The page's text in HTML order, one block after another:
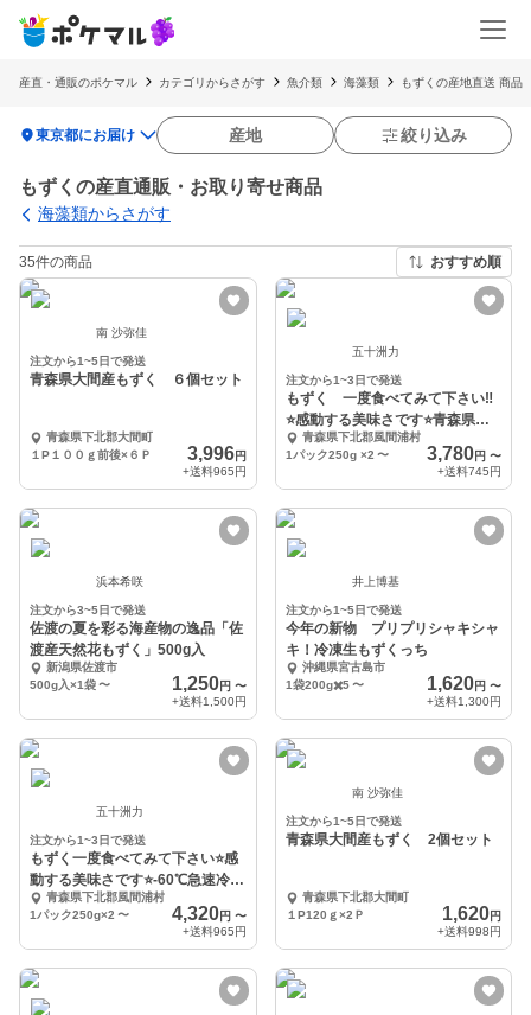
産直・通販のポケマル カテゴリからさがす 魚介類 海藻類 もずくの産地直送 商品
location_on東京都にお届け 産地 絞り込み
もずくの産直通販・お取り寄せ商品
海藻類からさがす
35件の商品 おすすめ順
南 沙弥佳
注文から1~5日で発送
青森県大間産もずく ６個セット
青森県下北郡大間町
１P１００ｇ前後×６Ｐ
3,996円
+送料965円
五十洲力
注文から1~3日で発送
もずく 一度食べてみて下さい‼️
⭐️感動する美味さです⭐️青森県
津軽海峡産
青森県下北郡風間浦村
1パック250g ×2 〜 3,780円 〜
+送料745円
浜本希咲
注文から3~5日で発送
佐渡の夏を彩る海産物の逸品「佐
渡産天然花もずく」500g入
新潟県佐渡市
500g入×1袋〜 1,250円 〜
+送料1,500円
井上博基
注文から1~5日で発送
今年の新物 プリプリシャキシャ
キ！冷凍生もずくっち
沖縄県宮古島市
1袋200g✖️5 〜 1,620円 〜
+送料1,300円
五十洲力
注文から1~3日で発送
もずく一度食べてみて下さい⭐️感
動する美味さです⭐️-60℃急速冷凍
❗津軽海峡
青森県下北郡風間浦村
1パック250g×2 〜 4,320円 〜
+送料965円
南 沙弥佳
注文から1~5日で発送
青森県大間産もずく 2個セット
青森県下北郡大間町
１P120ｇ×2Ｐ
1,620円
+送料998円